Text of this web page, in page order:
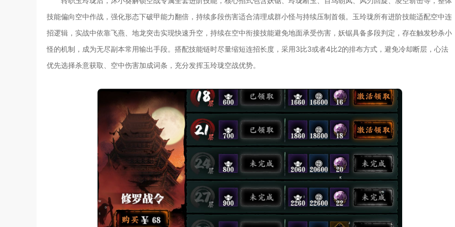
技能偏向空中作战，强化形态下破甲能力翻倍，持续多段伤害适合清理成群小怪与持续压制首领。玉玲珑所有进阶技能适配空中连
招逻辑，实战中依靠飞燕、地龙突击实现快速升空，持续在空中衔接技能避免地面承受伤害，妖锯具备多段判定，存在触发秒杀小
怪的机制，成为无尽副本常用输出手段。搭配技能链时尽量缩短连招长度，采用3比3或者4比2的排布方式，避免冷却断层，心法
优先选择杀意获取、空中伤害加成词条，充分发挥玉玲珑空战优势。